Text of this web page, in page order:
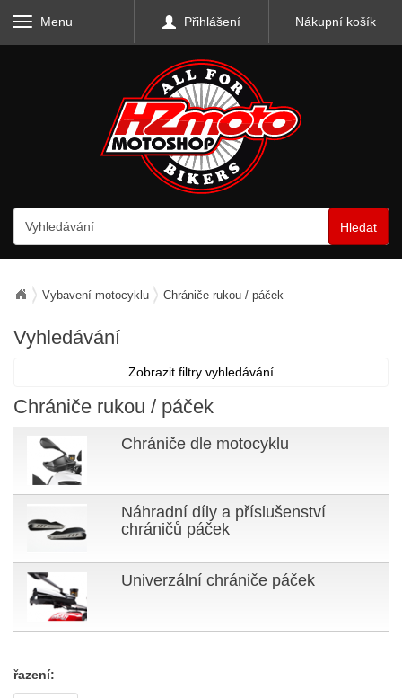
Menu Přihlášení Nákupní košík
Hledat
Vybavení motocyklu Chrániče rukou / páček
Vyhledávání
Zobrazit filtry vyhledávání
Chrániče rukou / páček
Chrániče dle motocyklu
Náhradní díly a příslušenství
chráničů páček
Univerzální chrániče páček
řazení: